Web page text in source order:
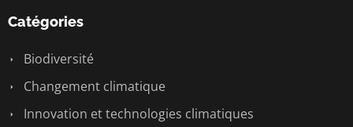
Catégories
Biodiversité
Changement climatique
Innovation et technologies climatiques